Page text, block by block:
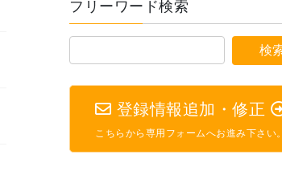
フリーワード検索
登録情報追加・修正
こちらから専用フォームへお進み下さい。